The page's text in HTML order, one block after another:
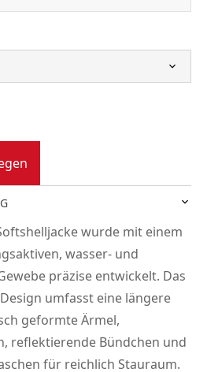
wurde mit einem
wasser- und
präzise entwickelt. Das
umfasst eine längere
geformte Ärmel,
reflektierende Bündchen und
für reichlich Stauraum.